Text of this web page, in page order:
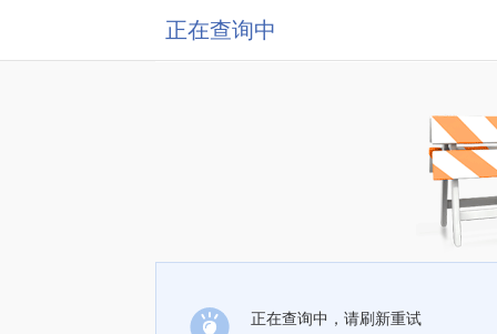
正在查询中
正在查询中，请刷新重试